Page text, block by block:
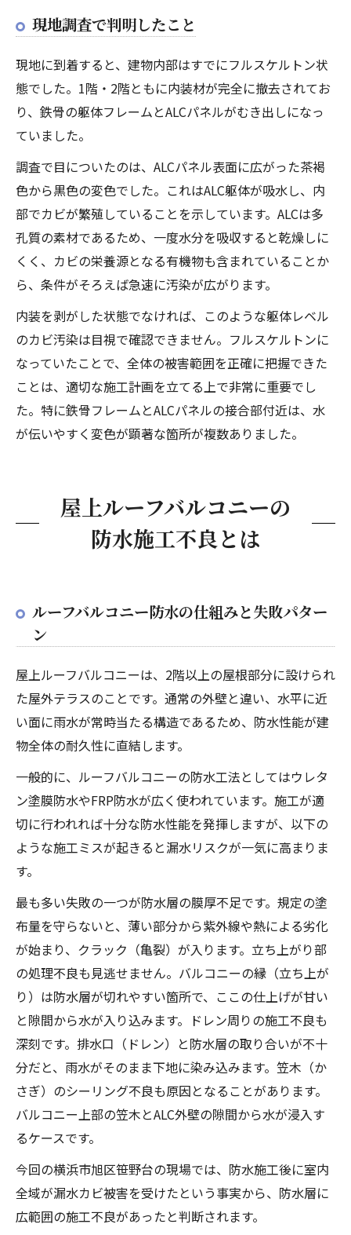
現地調査で判明したこと
現地に到着すると、建物内部はすでにフルスケルトン状
態でした。1階・2階ともに内装材が完全に撤去されてお
り、鉄骨の躯体フレームとALCパネルがむき出しになっ
ていました。
調査で目についたのは、ALCパネル表面に広がった茶褐
色から黒色の変色でした。これはALC躯体が吸水し、内
部でカビが繁殖していることを示しています。ALCは多
孔質の素材であるため、一度水分を吸収すると乾燥しに
くく、カビの栄養源となる有機物も含まれていることか
ら、条件がそろえば急速に汚染が広がります。
内装を剥がした状態でなければ、このような躯体レベル
のカビ汚染は目視で確認できません。フルスケルトンに
なっていたことで、全体の被害範囲を正確に把握できた
ことは、適切な施工計画を立てる上で非常に重要でし
た。特に鉄骨フレームとALCパネルの接合部付近は、水
が伝いやすく変色が顕著な箇所が複数ありました。
屋上ルーフバルコニーの
防水施工不良とは
ルーフバルコニー防水の仕組みと失敗パター
ン
屋上ルーフバルコニーは、2階以上の屋根部分に設けられ
た屋外テラスのことです。通常の外壁と違い、水平に近
い面に雨水が常時当たる構造であるため、防水性能が建
物全体の耐久性に直結します。
一般的に、ルーフバルコニーの防水工法としてはウレタ
ン塗膜防水やFRP防水が広く使われています。施工が適
切に行われれば十分な防水性能を発揮しますが、以下の
ような施工ミスが起きると漏水リスクが一気に高まりま
す。
最も多い失敗の一つが防水層の膜厚不足です。規定の塗
布量を守らないと、薄い部分から紫外線や熱による劣化
が始まり、クラック（亀裂）が入ります。立ち上がり部
の処理不良も見逃せません。バルコニーの縁（立ち上が
り）は防水層が切れやすい箇所で、ここの仕上げが甘い
と隙間から水が入り込みます。ドレン周りの施工不良も
深刻です。排水口（ドレン）と防水層の取り合いが不十
分だと、雨水がそのまま下地に染み込みます。笠木（か
さぎ）のシーリング不良も原因となることがあります。
バルコニー上部の笠木とALC外壁の隙間から水が浸入す
るケースです。
今回の横浜市旭区笹野台の現場では、防水施工後に室内
全域が漏水カビ被害を受けたという事実から、防水層に
広範囲の施工不良があったと判断されます。